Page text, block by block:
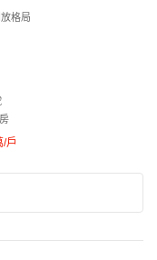
放格局
/戶